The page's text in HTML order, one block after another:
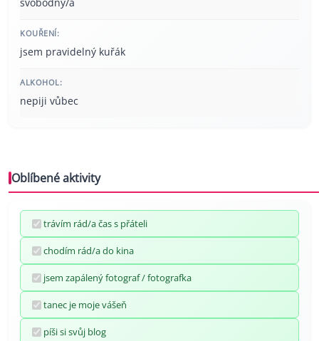
svobodný/á
KOUŘENÍ:
jsem pravidelný kuřák
ALKOHOL:
nepiji vůbec
Oblíbené aktivity
trávím rád/a čas s přáteli
chodím rád/a do kina
jsem zapálený fotograf / fotografka
tanec je moje vášeň
píši si svůj blog